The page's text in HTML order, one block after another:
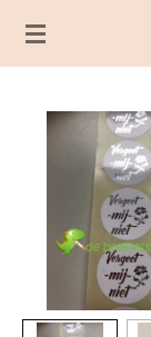
Ga
hoofdinhoud